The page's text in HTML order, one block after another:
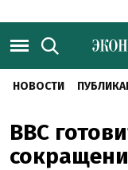
НОВОСТИ
BBC